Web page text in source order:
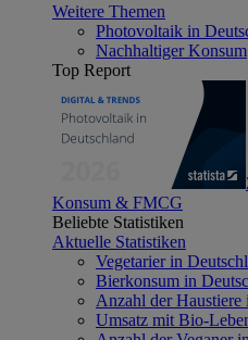
Weitere Themen
Photovoltaik in
Nachhaltiger Konsum
Top Report
Konsum & FMCG
Beliebte Statistiken
Aktuelle Statistiken
Vegetarier in
Bierkonsum in
Anzahl der Haustiere
Umsatz mit Bio-